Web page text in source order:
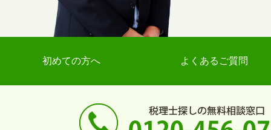
初めての方へ よくあるご質問